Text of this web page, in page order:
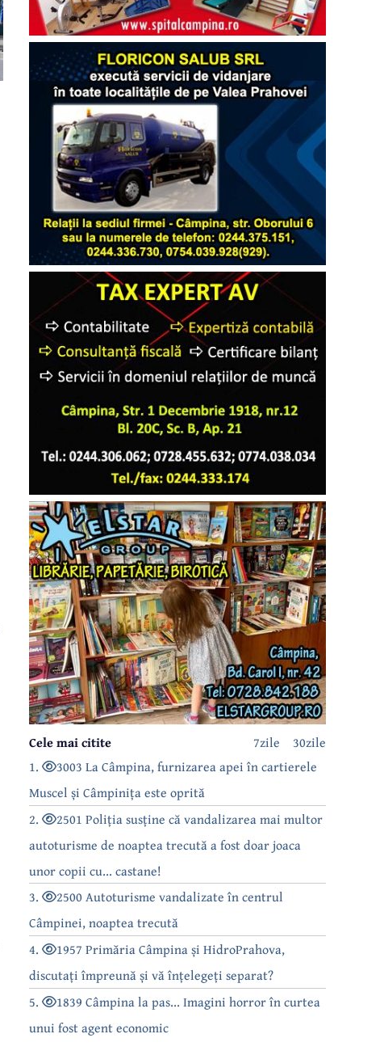
30zile
7zile
Cele mai citite
1.
3003 La Câmpina, furnizarea apei în cartierele
Muscel și Câmpinița este oprită
2.
2501 Poliția susține că vandalizarea mai multor
autoturisme de noaptea trecută a fost doar joaca
unor copii cu... castane!
3.
2500 Autoturisme vandalizate în centrul
Câmpinei, noaptea trecută
4.
1957 Primăria Câmpina și HidroPrahova,
discutați împreună și vă înțelegeți separat?
5.
1839 Câmpina la pas... Imagini horror în curtea
unui fost agent economic